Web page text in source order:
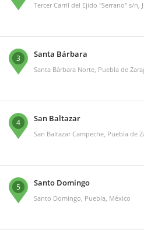
Tercer Carril del Ejido "Serrano" s/n,
3 Santa Bárbara
Santa Bárbara Norte, Puebla de
4 San Baltazar
San Baltazar Campeche, Puebla de
5 Santo Domingo
Santo Domingo, Puebla, México